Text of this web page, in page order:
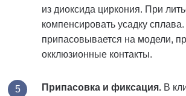
из диоксида циркония. При
компенсировать усадку
припасовывается на модели,
окклюзионные контакты.
Припасовка и фиксация. В